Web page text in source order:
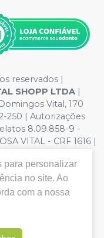
reservados |
SHOPP LTDA |
Vital, 170
250 | Autorizações
8.09.858-9 -
VITAL - CRF 1616 |
da loja virtual estão
de preços
de Compra. Não
reservamos o
para personalizar
no site. Ao
com a nossa